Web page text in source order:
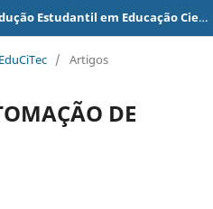
Mostra Interativa da Produção Estudantil em Educação Científica e Tecnológica
/ Artigos
DE